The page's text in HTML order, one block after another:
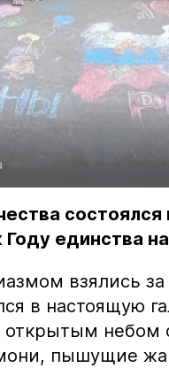
единства
взялись
в настоящую
открытым
пышущие